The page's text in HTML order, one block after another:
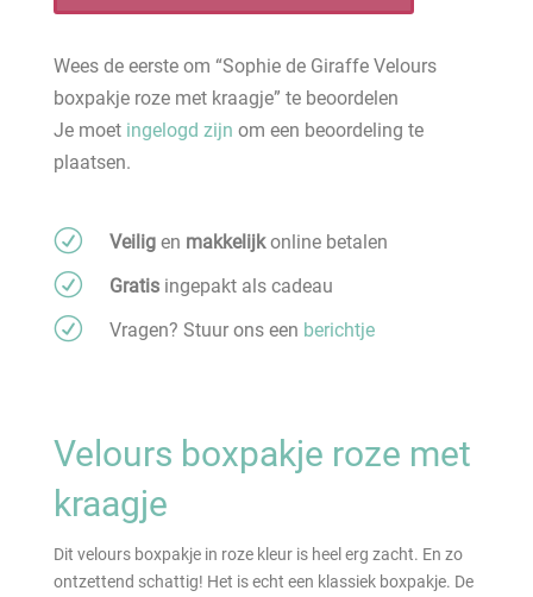
boxpakje
met
kraagje
aantal
Wees de eerste om “Sophie de Giraffe Velours
boxpakje roze met kraagje” te beoordelen
Je moet ingelogd zijn om een beoordeling te
plaatsen.
R Veiligen makkelijkonline betalen
R Gratisingepakt als cadeau
R Vragen? Stuur ons een berichtje
Velours boxpakje roze met
kraagje
Dit velours boxpakje in roze kleur is heel erg zacht. En zo
ontzettend schattig! Het is echt een klassiek boxpakje. De